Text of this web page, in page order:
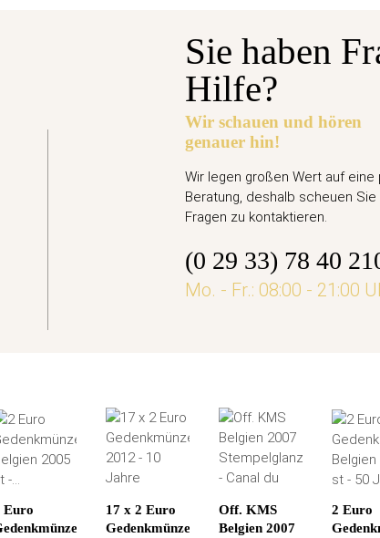
Gedenkmünze Deutschland 2026 bfr. -
Sie haben
Hilfe?
Wir schauen und hören
genauer hin!
Wir legen großen Wert auf
Beratung, deshalb scheuen
Fragen zu kontaktieren.
(0 29 33) 78 40
Mo. - Fr.: 08:00 - 21:00
Euro
17 x 2 Euro
Gedenkmünze
Off. KMS
Belgien 2007
2 Euro